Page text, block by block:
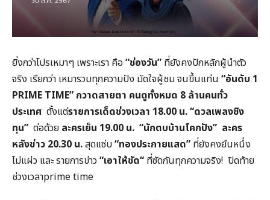
ยิ่งกว่าโปรเหมาๆ เพราะเรา คือ “ช่องวัน” ที่ยังคงปักหลักผู้นำตัว
จริง เรียกว่า เหมารวมทุกความปัง มัดใจผู้ชม จนขึ้นแท่น “อันดับ 1
PRIME TIME” กวาดสายตา คนดูทั้งหมด 8 ล้านคนทั่ว
ประเทศ ตั้งแต่รายการเด็ดช่วงเวลา 18.00 น. “ดวลเพลงชิง
ทุน” ต่อด้วย ละครเย็น 19.00 น. “นักตบบ้านโคกปัง” ละคร
หลังข่าว 20.30 น.สุดแซ่บ“ทองประกายแสด” ที่ยังคงยืนหนึ่ง
ไม่แผ่ว และ รายการข่าว “เอาให้ชัด“ ที่ซัดกันทุกความจริง! ปิดท้าย
ช่วงเวลาprime time